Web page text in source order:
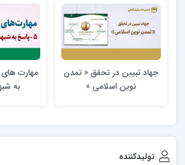
جهاد تبیین در تحقق « تمدن
نوین اسلامی »
به
تولیدکننده